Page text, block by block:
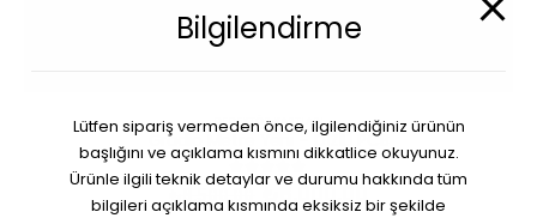
DEDEKTÖR KARTLARI
Gradio Metre Yeni – DİZİLİ PCB
0out of 5
₺ 8.500,00 ₺8.000,00
Bilgilendirme
Lütfen sipariş vermeden önce, ilgilendiğiniz ürünün
başlığını ve açıklama kısmını dikkatlice okuyunuz.
Ürünle ilgili teknik detaylar ve durumu hakkında tüm
bilgileri açıklama kısmında eksiksiz bir şekilde